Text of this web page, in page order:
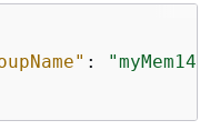
:
"myMem14"